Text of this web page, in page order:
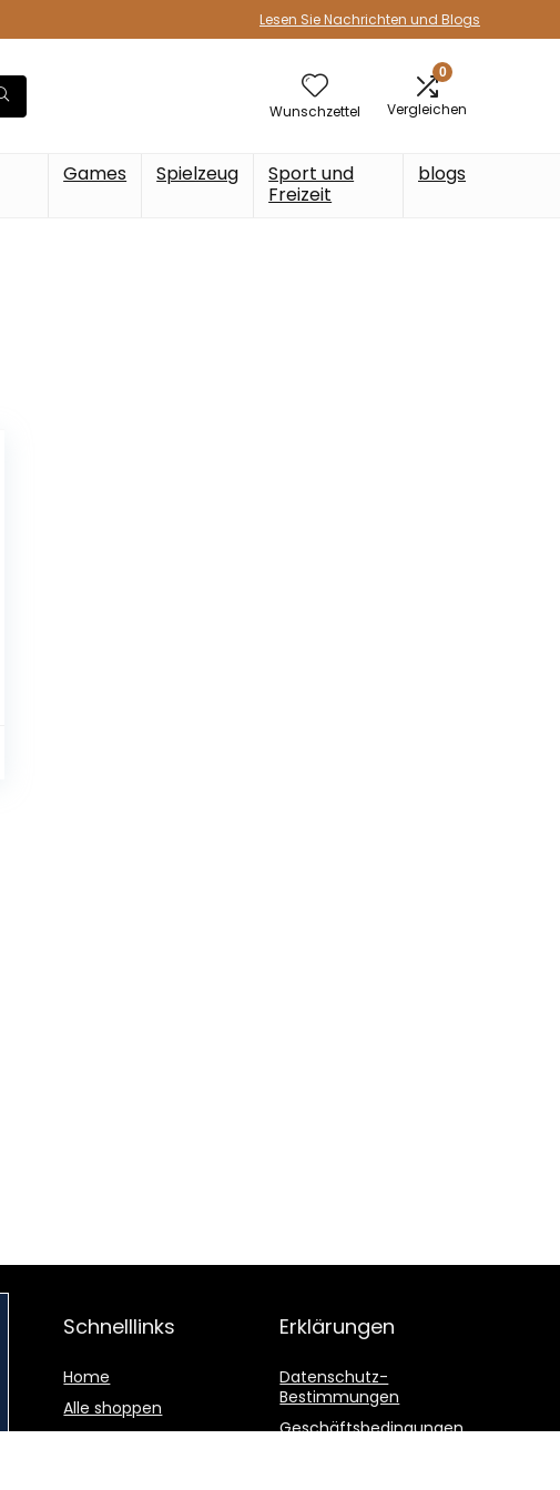
Lesen Sie Nachrichten und Blogs
Wunschzettel
0
Vergleichen
Games Spielzeug
Sport und
Freizeit
blogs
Schnelllinks
Home
Alle shoppen
Blogs
Erklärungen
Datenschutz-
Bestimmungen
Geschäftsbedingungen